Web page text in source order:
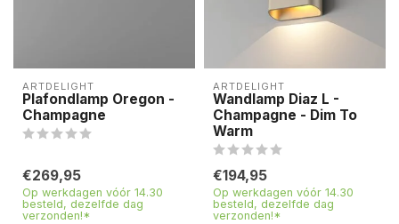
ARTDELIGHT
Plafondlamp Oregon -
Champagne
€269,95
Op werkdagen vóór 14.30
besteld, dezelfde dag
verzonden!*
ARTDELIGHT
Wandlamp Diaz L -
Champagne - Dim To
Warm
€194,95
Op werkdagen vóór 14.30
besteld, dezelfde dag
verzonden!*